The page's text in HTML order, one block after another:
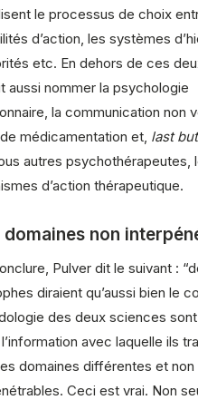
le processus de choix
d’action, les systèmes
etc. En dehors de ces
aussi nommer la psychologie
la communication non
médicamentation et, last
autres psychothérapeutes,
d’action thérapeutique.
domaines non
Pulver dit le suivant :
diraient qu’aussi bien le
des deux sciences
avec laquelle ils
domaines différentes et non
Ceci est vrai. Non